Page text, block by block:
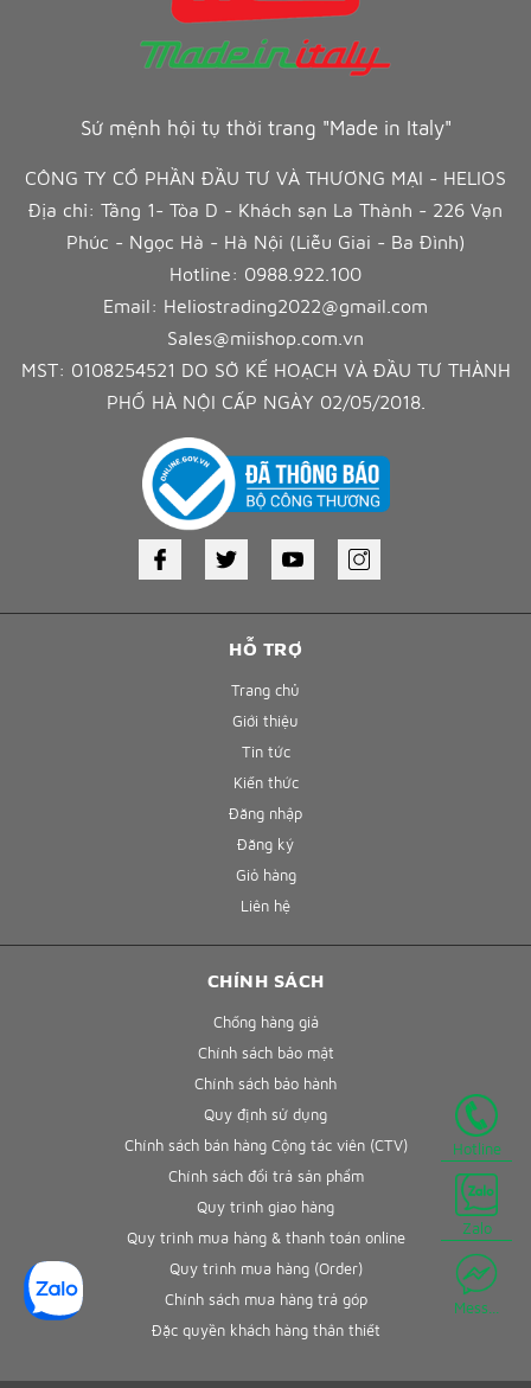
Hotline
Zalo
Mess...
HỖ TRỢ
Trang chủ
Giới thiệu
Tin tức
Kiến thức
Đăng nhập
Đăng ký
Giỏ hàng
Liên hệ
Sứ mệnh hội tụ thời trang "Made in Italy"
CÔNG TY CỔ PHẦN ĐẦU TƯ VÀ THƯƠNG MẠI - HELIOS
Địa chỉ: Tầng 1- Tòa D - Khách sạn La Thành - 226 Vạn
Phúc - Ngọc Hà - Hà Nội (Liễu Giai - Ba Đình)
Hotline: 0988.922.100
Email: Heliostrading2022@gmail.com
Sales@miishop.com.vn
MST: 0108254521 DO SỞ KẾ HOẠCH VÀ ĐẦU TƯ THÀNH
PHỐ HÀ NỘI CẤP NGÀY 02/05/2018.
CHÍNH SÁCH
Chống hàng giả
Chính sách bảo mật
Chính sách bảo hành
Quy định sử dụng
Chính sách bán hàng Cộng tác viên (CTV)
Chính sách đổi trả sản phẩm
Quy trình giao hàng
Quy trình mua hàng & thanh toán online
Quy trình mua hàng (Order)
Chính sách mua hàng trả góp
Đặc quyền khách hàng thân thiết